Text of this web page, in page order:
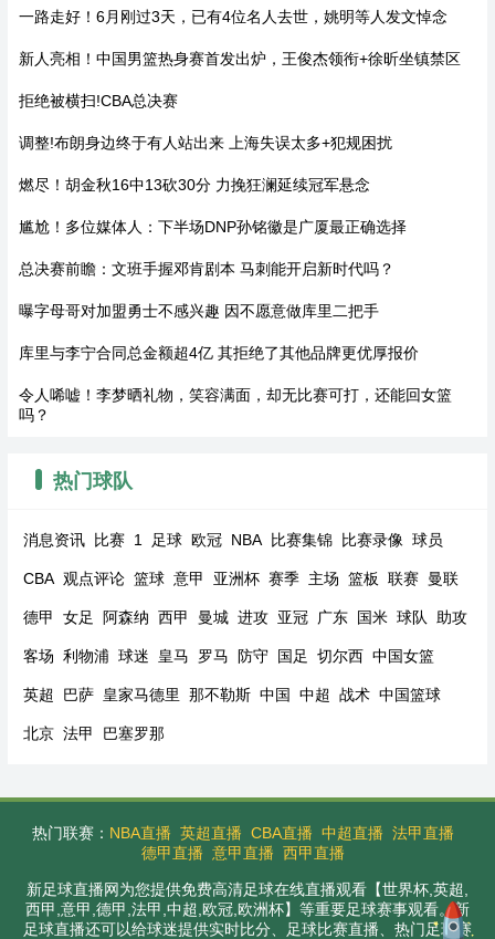
一路走好！6月刚过3天，已有4位名人去世，姚明等人发文悼念
新人亮相！中国男篮热身赛首发出炉，王俊杰领衔+徐昕坐镇禁区
拒绝被横扫!CBA总决赛
调整!布朗身边终于有人站出来 上海失误太多+犯规困扰
燃尽！胡金秋16中13砍30分 力挽狂澜延续冠军悬念
尴尬！多位媒体人：下半场DNP孙铭徽是广厦最正确选择
总决赛前瞻：文班手握邓肯剧本 马刺能开启新时代吗？
曝字母哥对加盟勇士不感兴趣 因不愿意做库里二把手
库里与李宁合同总金额超4亿 其拒绝了其他品牌更优厚报价
令人唏嘘！李梦晒礼物，笑容满面，却无比赛可打，还能回女篮
吗？
热门球队
消息资讯 比赛 1 足球 欧冠 NBA 比赛集锦 比赛录像 球员
CBA 观点评论 篮球 意甲 亚洲杯 赛季 主场 篮板 联赛 曼联
德甲 女足 阿森纳 西甲 曼城 进攻 亚冠 广东 国米 球队 助攻
客场 利物浦 球迷 皇马 罗马 防守 国足 切尔西 中国女篮
英超 巴萨 皇家马德里 那不勒斯 中国 中超 战术 中国篮球
北京 法甲 巴塞罗那
热门联赛： NBA直播 英超直播 CBA直播 中超直播 法甲直播
德甲直播 意甲直播 西甲直播
新足球直播网为您提供免费高清足球在线直播观看【世界杯,英超,
西甲,意甲,德甲,法甲,中超,欧冠,欧洲杯】等重要足球赛事观看。新
足球直播还可以给球迷提供实时比分、足球比赛直播、热门足球赛